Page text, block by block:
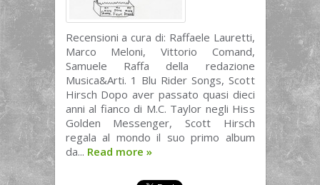
Recensioni a cura di: Raffaele Lauretti,
Marco Meloni, Vittorio Comand,
Samuele Raffa della redazione
Musica&Arti. 1 Blu Rider Songs, Scott
Hirsch Dopo aver passato quasi dieci
anni al fianco di M.C. Taylor negli Hiss
Golden Messenger, Scott Hirsch
regala al mondo il suo primo album
da... Read more »